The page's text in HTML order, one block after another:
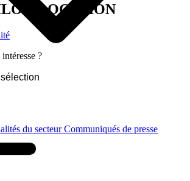
du secteurCommuniqués de presse
LOCATION
?